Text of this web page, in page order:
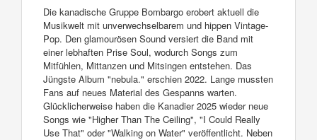
Die kanadische Gruppe Bombargo erobert aktuell die
Musikwelt mit unverwechselbarem und hippen Vintage-
Pop. Den glamourösen Sound versiert die Band mit
einer lebhaften Prise Soul, wodurch Songs zum
Mitfühlen, Mittanzen und Mitsingen entstehen. Das
Jüngste Album "nebula." erschien 2022. Lange mussten
Fans auf neues Material des Gespanns warten.
Glücklicherweise haben die Kanadier 2025 wieder neue
Songs wie "Higher Than The Ceiling", "I Could Really
Use That" oder "Walking on Water" veröffentlicht. Neben